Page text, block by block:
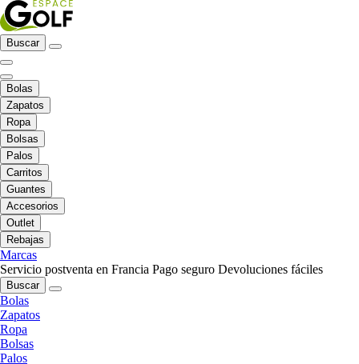
Buscar
Bolas
Zapatos
Ropa
Bolsas
Palos
Carritos
Guantes
Accesorios
Outlet
Rebajas
Marcas
Servicio postventa en Francia Pago seguro Devoluciones fáciles
Buscar
Bolas
Zapatos
Ropa
Bolsas
Palos